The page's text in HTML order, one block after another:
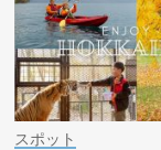
スポット